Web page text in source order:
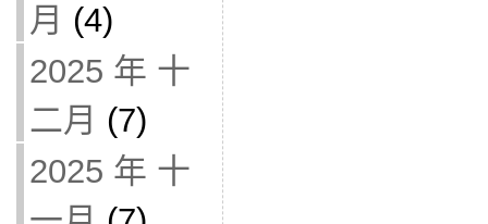
月 (4)
2025 年 十
二月 (7)
2025 年 十